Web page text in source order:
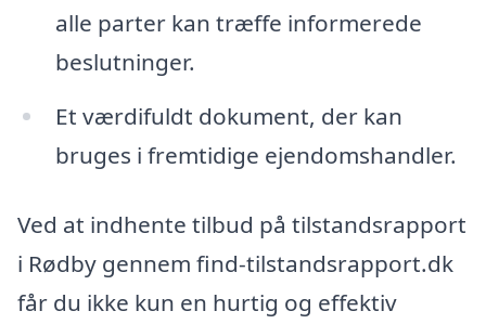
alle parter kan træffe informerede
beslutninger.
Et værdifuldt dokument, der kan
bruges i fremtidige ejendomshandler.
Ved at indhente tilbud på tilstandsrapport
i Rødby gennem find-tilstandsrapport.dk
får du ikke kun en hurtig og effektiv